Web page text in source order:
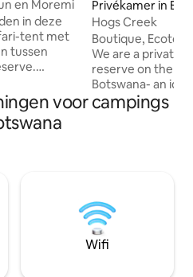
en Moremi
in deze
tent met
tussen
onze
uitzicht
Je zult
restaurant
Gomoti.
Privékamer in BW
Hogs Creek
Boutique,
We are a private,
reserve on the
Botswana- an
from
Gaborone. Enjoy
and lounge areas
splash pool and
the river.
voor campings
Wifi